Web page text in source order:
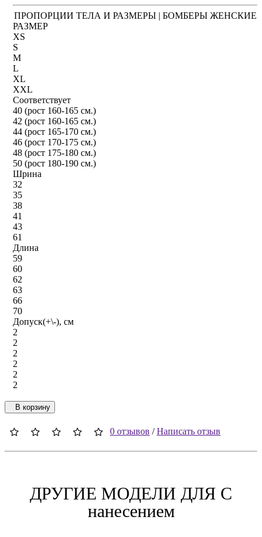
ПРОПОРЦИИ ТЕЛА И РАЗМЕРЫ | БОМБЕРЫ ЖЕНСКИЕ
РАЗМЕР
XS
S
M
L
XL
XXL
Соответствует
40 (рост 160-165 см.)
42 (рост 160-165 см.)
44 (рост 165-170 см.)
46 (рост 170-175 см.)
48 (рост 175-180 см.)
50 (рост 180-190 см.)
Шрина
32
35
38
41
43
61
Длина
59
60
62
63
66
70
Допуск(+\-), см
2
2
2
2
2
2
В корзину
0 отзывов /Написать отзыв
ДРУГИЕ МОДЕЛИ ДЛЯ C
нанесением